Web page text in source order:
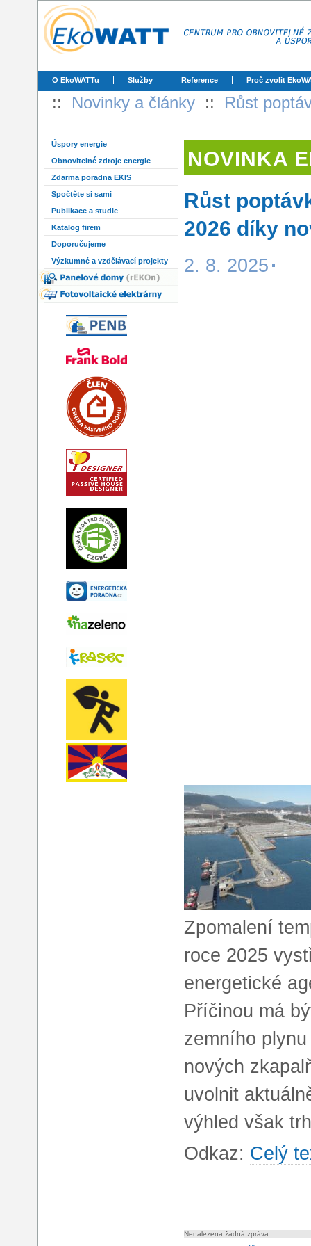
O EkoWATTu Služby Reference Proč zvolit
:: Novinky a články :: Růst
Úspory energie
Obnovitelné zdroje energie
Zdarma poradna EKIS
Spočtěte si sami
Publikace a studie
Katalog firem
Doporučujeme
Výzkumné a vzdělávací projekty
NOVINKA
Růst
2026 díky
2. 8. 2025
Zpomalení
roce 2025
energetické
Příčinou má
zemního
nových
uvolnit
výhled však
Odkaz: Celý
Nenalezena žádná zpráva